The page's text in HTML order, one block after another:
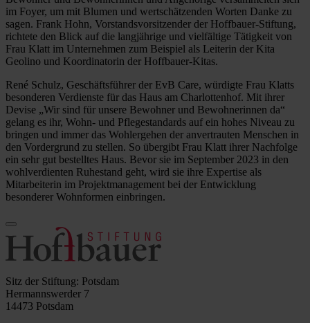
im Foyer, um mit Blumen und wertschätzenden Worten Danke zu
sagen. Frank Hohn, Vorstandsvorsitzender der Hoffbauer-Stiftung,
richtete den Blick auf die langjährige und vielfältige Tätigkeit von
Frau Klatt im Unternehmen zum Beispiel als Leiterin der Kita
Geolino und Koordinatorin der Hoffbauer-Kitas.
René Schulz, Geschäftsführer der EvB Care, würdigte Frau Klatts
besonderen Verdienste für das Haus am Charlottenhof. Mit ihrer
Devise „Wir sind für unsere Bewohner und Bewohnerinnen da“
gelang es ihr, Wohn- und Pflegestandards auf ein hohes Niveau zu
bringen und immer das Wohlergehen der anvertrauten Menschen in
den Vordergrund zu stellen. So übergibt Frau Klatt ihrer Nachfolge
ein sehr gut bestelltes Haus. Bevor sie im September 2023 in den
wohlverdienten Ruhestand geht, wird sie ihre Expertise als
Mitarbeiterin im Projektmanagement bei der Entwicklung
besonderer Wohnformen einbringen.
Sitz der Stiftung: Potsdam
Hermannswerder 7
14473 Potsdam